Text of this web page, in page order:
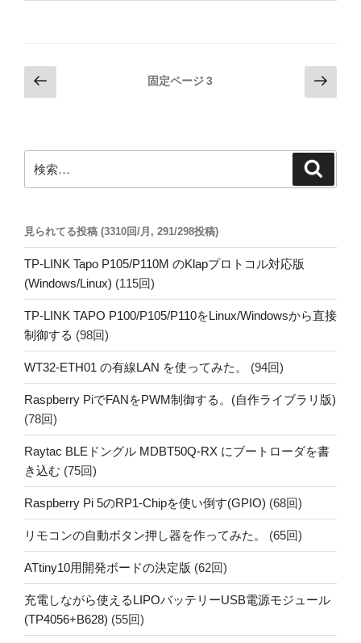
投
稿
ー
ジ
り
前
の
ジ
固定ページ3
次
の
ジ
索:
見られてる投稿 (3310回/月, 291/298投稿)
TP-LINK Tapo P105/P110M のKlapプロトコル対応版
(Windows/Linux) (115回)
TP-LINK TAPO P100/P105/P110をLinux/Windowsから直接
制御する (98回)
WT32-ETH01 の有線LAN を使ってみた。 (94回)
Raspberry PiでFANをPWM制御する。(自作ライブラリ版)
(78回)
Raytac BLEドングル MDBT50Q-RX にブートローダを書
き込む (75回)
Raspberry Pi 5のRP1-Chipを使い倒す(GPIO) (68回)
リモコンの自動ボタン押し器を作ってみた。 (65回)
ATtiny10用開発ボードの決定版 (62回)
充電しながら使えるLIPOバッテリーUSB電源モジュール
(TP4056+B628) (55回)